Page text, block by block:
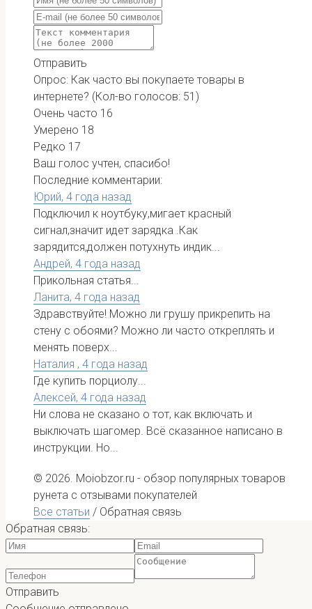
Отправить
Опрос: Как часто вы покупаете товары в
интернете? (Кол-во голосов: 51)
Очень часто 16
Умерено 18
Редко 17
Ваш голос учтен, спасибо!
Последние комментарии:
Юрий, 4 года назад
Подключил к ноутбуку,мигает красный
сигнал,значит идет зарядка .Как
зарядится,должен потухнуть индик...
Андрей, 4 года назад
Прикольная статья...
Ланита, 4 года назад
Здравствуйте! Можно ли грушу прикрепить на
стену с обоями? Можно ли часто откреплять и
менять поверх...
Наталия , 4 года назад
Где купить порциолу...
Алексей, 4 года назад
Ни слова не сказано о тот, как включать и
выключать шагомер. Всё сказанное написано в
инструкции. Но...
© 2026. Moiobzor.ru - обзор популярных товаров
рунета с отзывами покупателей
Все статьи / Обратная связь
Обратная связь:
Отправить